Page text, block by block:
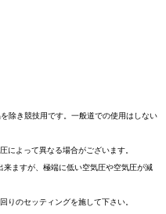
除き競技用です。一般道での使用はしない
によって異なる場合がございます。
ますが、極端に低い空気圧や空気圧が減
りのセッティングを施して下さい。